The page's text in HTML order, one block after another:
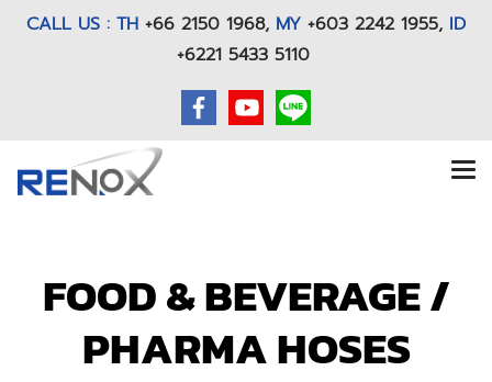
CALL US : TH +66 2150 1968, MY +603 2242 1955, ID
+6221 5433 5110
FOOD & BEVERAGE /
PHARMA HOSES